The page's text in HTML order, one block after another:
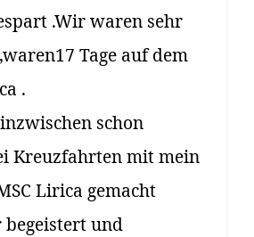
.Wir waren sehr
Tage auf dem
.
schon
Kreuzfahrten mit mein
Lirica gemacht
und